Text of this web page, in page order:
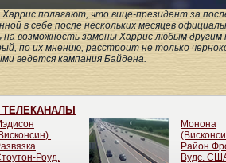
полагают, что вице-президент за
в себе после нескольких месяцев
возможность замены Харрис любым
по их мнению, расстроит не только
ведется кампания Байдена.